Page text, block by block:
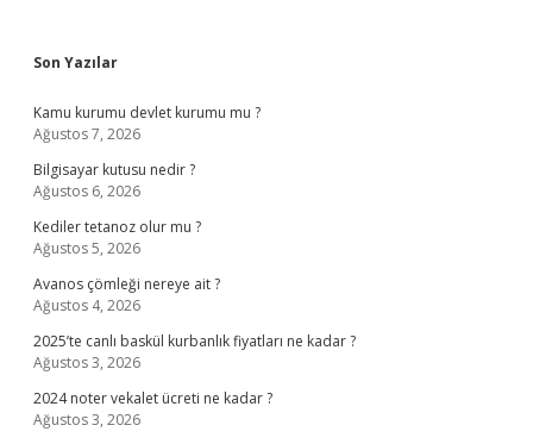
Sidebar
Son Yazılar
Kamu kurumu devlet kurumu mu ?
Ağustos 7, 2026
Bilgisayar kutusu nedir ?
Ağustos 6, 2026
Kediler tetanoz olur mu ?
Ağustos 5, 2026
Avanos çömleği nereye ait ?
Ağustos 4, 2026
2025’te canlı baskül kurbanlık fiyatları ne kadar ?
Ağustos 3, 2026
2024 noter vekalet ücreti ne kadar ?
Ağustos 3, 2026